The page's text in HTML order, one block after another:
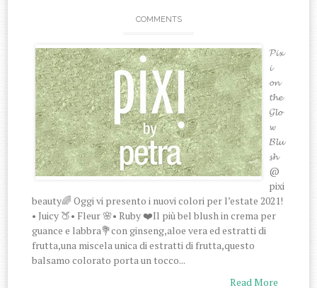
COMMENTS
𝓟𝓲𝔁
𝓲
𝓸𝓷
𝓽𝓱𝓮
𝓖𝓵𝓸
𝔀
𝓑𝓵𝓾
𝓼𝓱
@
pixi
beauty🌈 Oggi vi presento i nuovi colori per l’estate 2021!
• Juicy 🍑• Fleur 🌸• Ruby ❤️Il più bel blush in crema per
guance e labbra💐con ginseng,aloe vera ed estratti di
frutta,una miscela unica di estratti di frutta,questo
balsamo colorato porta un tocco...
Read More